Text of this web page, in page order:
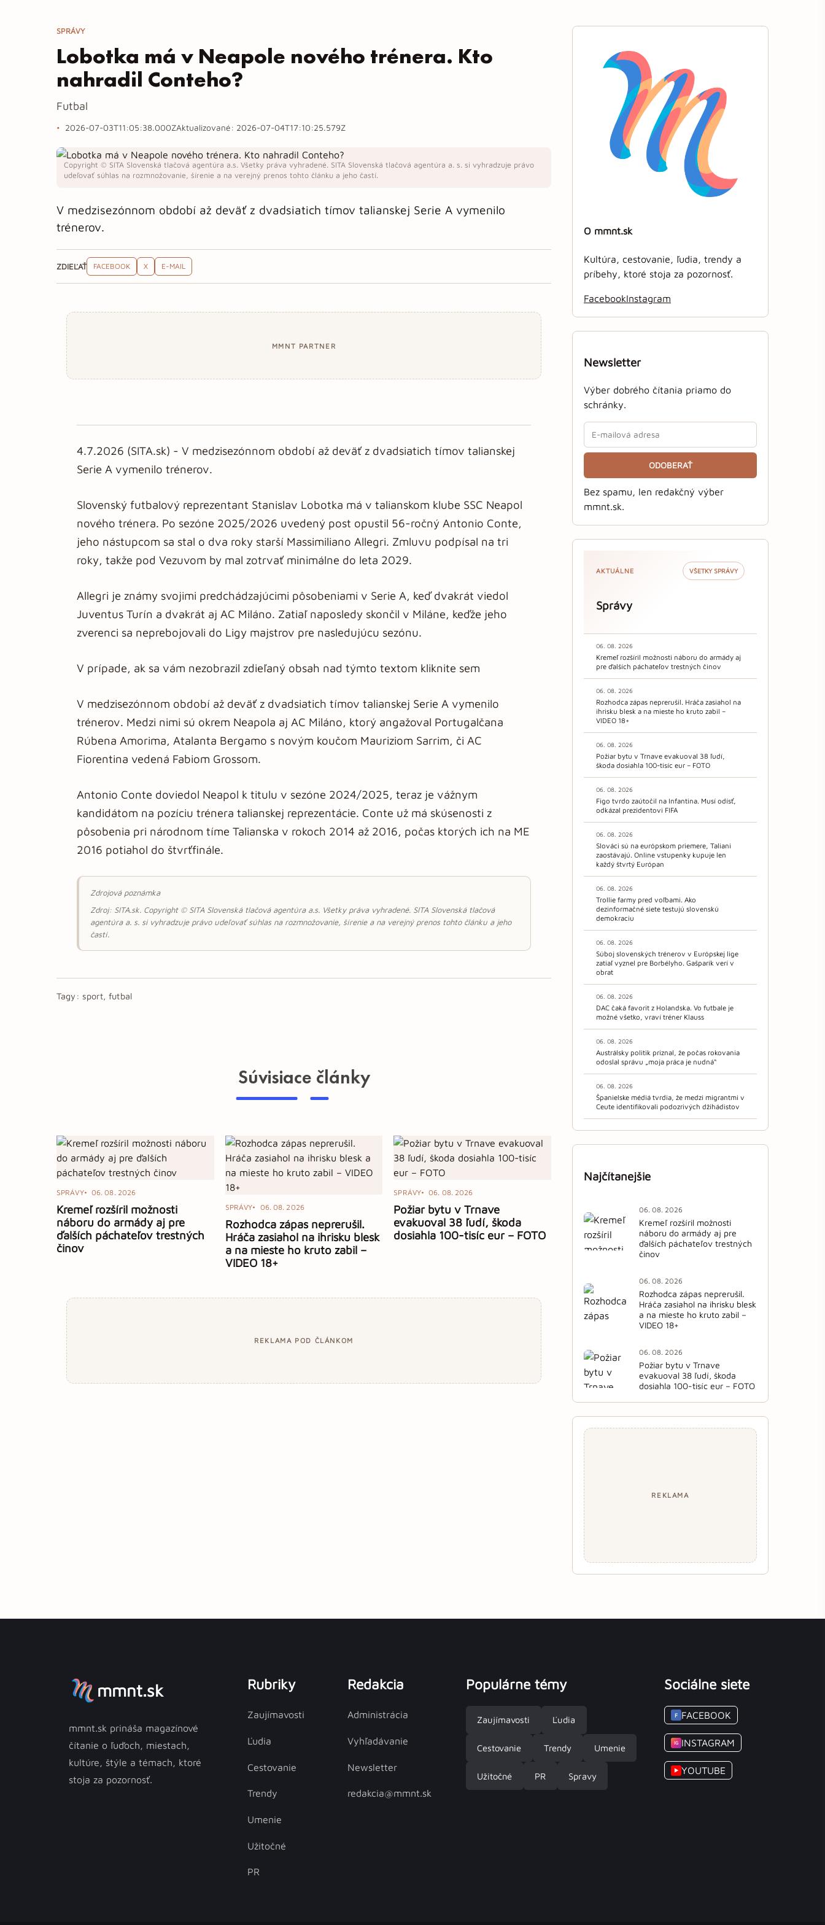
SPRÁVY
Lobotka má v Neapole nového trénera. Kto
nahradil Conteho?
Futbal
2026-07-03T11:05:38.000ZAktualizované: 2026-07-04T17:10:25.579Z
Copyright © SITA Slovenská tlačová agentúra a.s. Všetky práva vyhradené. SITA Slovenská tlačová agentúra a. s. si vyhradzuje právo
udeľovať súhlas na rozmnožovanie, šírenie a na verejný prenos tohto článku a jeho častí.
V medzisezónnom období až deväť z dvadsiatich tímov talianskej Serie A vymenilo
trénerov.
ZDIEĽAŤ FACEBOOK X E-MAIL
MMNT PARTNER
4.7.2026 (SITA.sk) - V medzisezónnom období až deväť z dvadsiatich tímov talianskej
Serie A vymenilo trénerov.
Slovenský futbalový reprezentant Stanislav Lobotka má v talianskom klube SSC Neapol
nového trénera. Po sezóne 2025/2026 uvedený post opustil 56-ročný Antonio Conte,
jeho nástupcom sa stal o dva roky starší Massimiliano Allegri. Zmluvu podpísal na tri
roky, takže pod Vezuvom by mal zotrvať minimálne do leta 2029.
Allegri je známy svojimi predchádzajúcimi pôsobeniami v Serie A, keď dvakrát viedol
Juventus Turín a dvakrát aj AC Miláno. Zatiaľ naposledy skončil v Miláne, keďže jeho
zverenci sa neprebojovali do Ligy majstrov pre nasledujúcu sezónu.
V prípade, ak sa vám nezobrazil zdieľaný obsah nad týmto textom kliknite sem
V medzisezónnom období až deväť z dvadsiatich tímov talianskej Serie A vymenilo
trénerov. Medzi nimi sú okrem Neapola aj AC Miláno, ktorý angažoval Portugalčana
Rúbena Amorima, Atalanta Bergamo s novým koučom Mauriziom Sarrim, či AC
Fiorentina vedená Fabiom Grossom.
Antonio Conte doviedol Neapol k titulu v sezóne 2024/2025, teraz je vážnym
kandidátom na pozíciu trénera talianskej reprezentácie. Conte už má skúsenosti z
pôsobenia pri národnom tíme Talianska v rokoch 2014 až 2016, počas ktorých ich na ME
2016 potiahol do štvrťfinále.
Zdrojová poznámka
Zdroj: SITA.sk. Copyright © SITA Slovenská tlačová agentúra a.s. Všetky práva vyhradené. SITA Slovenská tlačová
agentúra a. s. si vyhradzuje právo udeľovať súhlas na rozmnožovanie, šírenie a na verejný prenos tohto článku a jeho
častí.
Tagy: sport, futbal
Súvisiace články
SPRÁVY 06. 08. 2026
Kremeľ rozšíril možnosti
náboru do armády aj pre
ďalších páchateľov trestných
činov
SPRÁVY 06. 08. 2026
Rozhodca zápas neprerušil.
Hráča zasiahol na ihrisku blesk
a na mieste ho kruto zabil –
VIDEO 18+
SPRÁVY 06. 08. 2026
Požiar bytu v Trnave
evakuoval 38 ľudí, škoda
dosiahla 100-tisíc eur – FOTO
REKLAMA POD ČLÁNKOM
O mmnt.sk
Kultúra, cestovanie, ľudia, trendy a
príbehy, ktoré stoja za pozornosť.
FacebookInstagram
Newsletter
Výber dobrého čítania priamo do
schránky.
ODOBERAŤ
Bez spamu, len redakčný výber
mmnt.sk.
AKTUÁLNE VŠETKY SPRÁVY
Správy
06. 08. 2026
Kremeľ rozšíril možnosti náboru do armády aj
pre ďalších páchateľov trestných činov
06. 08. 2026
Rozhodca zápas neprerušil. Hráča zasiahol na
ihrisku blesk a na mieste ho kruto zabil –
VIDEO 18+
06. 08. 2026
Požiar bytu v Trnave evakuoval 38 ľudí,
škoda dosiahla 100-tisíc eur – FOTO
06. 08. 2026
Figo tvrdo zaútočil na Infantina. Musí odísť,
odkázal prezidentovi FIFA
06. 08. 2026
Slováci sú na európskom priemere, Taliani
zaostávajú. Online vstupenky kupuje len
každý štvrtý Európan
06. 08. 2026
Trollie farmy pred voľbami. Ako
dezinformačné siete testujú slovenskú
demokraciu
06. 08. 2026
Súboj slovenských trénerov v Európskej lige
zatiaľ vyznel pre Borbélyho. Gašparík verí v
obrat
06. 08. 2026
DAC čaká favorit z Holandska. Vo futbale je
možné všetko, vraví tréner Klauss
06. 08. 2026
Austrálsky politik priznal, že počas rokovania
odoslal správu „moja práca je nudná“
06. 08. 2026
Španielske médiá tvrdia, že medzi migrantmi v
Ceute identifikovali podozrivých džihádistov
Najčítanejšie
06. 08. 2026
Kremeľ rozšíril možnosti
náboru do armády aj pre
ďalších páchateľov trestných
činov
06. 08. 2026
Rozhodca zápas neprerušil.
Hráča zasiahol na ihrisku blesk
a na mieste ho kruto zabil –
VIDEO 18+
06. 08. 2026
Požiar bytu v Trnave
evakuoval 38 ľudí, škoda
dosiahla 100-tisíc eur – FOTO
REKLAMA
mmnt.sk
mmnt.sk prináša magazínové
čítanie o ľuďoch, miestach,
kultúre, štýle a témach, ktoré
stoja za pozornosť.
Rubriky
Zaujímavosti
Ľudia
Cestovanie
Trendy
Umenie
Užitočné
PR
Redakcia
Administrácia
Vyhľadávanie
Newsletter
redakcia@mmnt.sk
Populárne témy
Zaujímavosti Ľudia
Cestovanie Trendy Umenie
Užitočné PR Spravy
Sociálne siete
F FACEBOOK
IG INSTAGRAM
▶ YOUTUBE